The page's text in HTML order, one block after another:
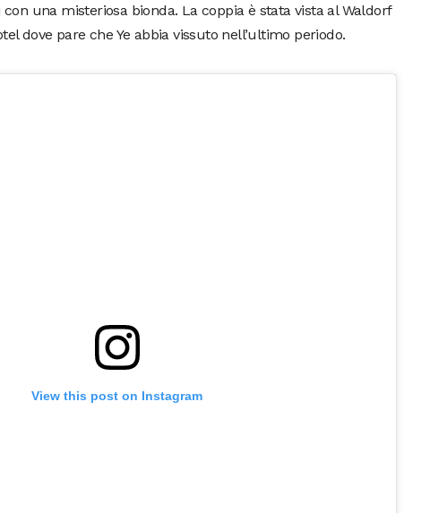
una misteriosa bionda. La coppia è stata vista al Waldorf
dove pare che Ye abbia vissuto nell’ultimo periodo.
View this post on Instagram